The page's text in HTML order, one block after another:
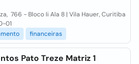
766 - Bloco Ii Ala 8 | Vila Hauer, Curitiba
01
financeiras
Pato Treze Matriz 1